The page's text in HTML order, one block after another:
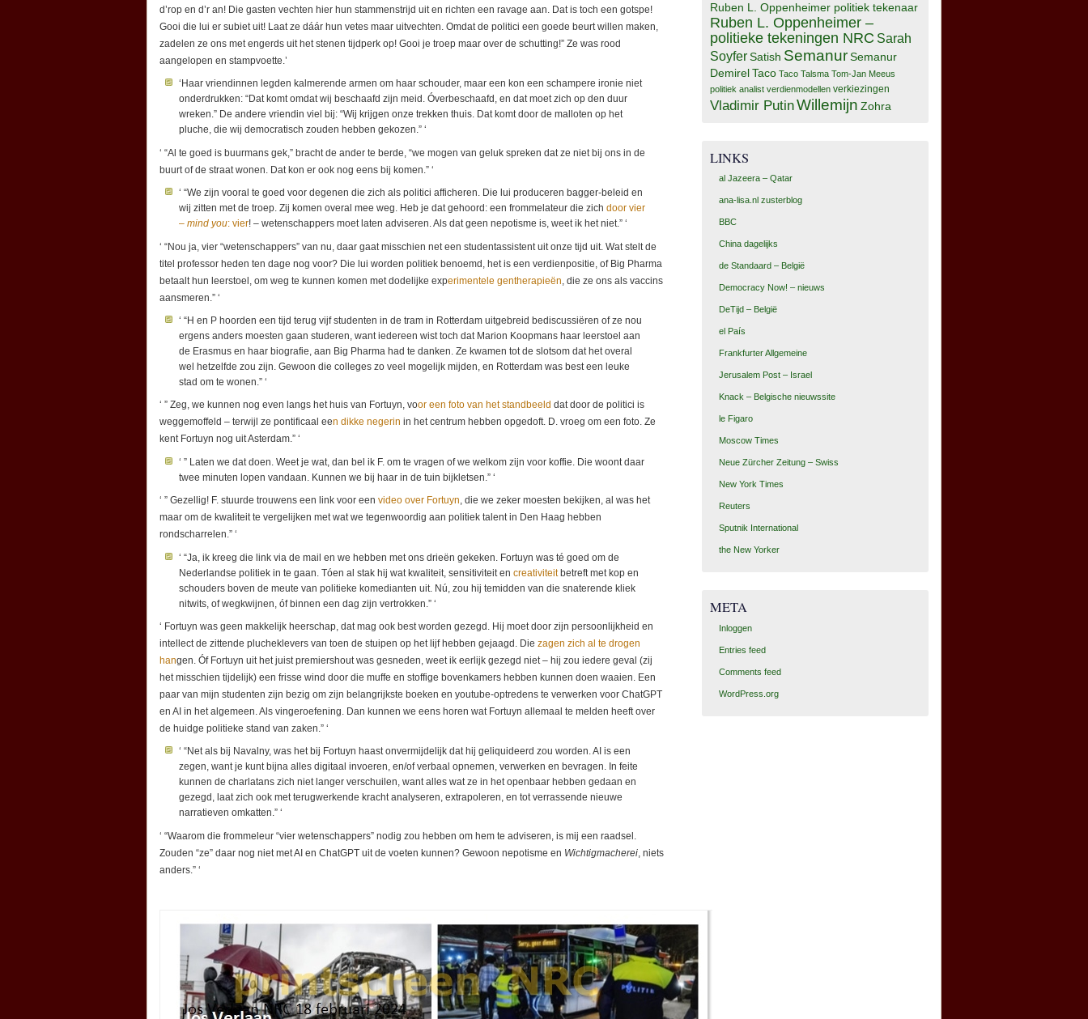
d’rop en d’r an! Die gasten vechten hier hun stammenstrijd uit en richten een ravage aan. Dat is toch een gotspe!
Gooi die lui er subiet uit! Laat ze dáár hun vetes maar uitvechten. Omdat de politici een goede beurt willen maken,
zadelen ze ons met engerds uit het stenen tijdperk op! Gooi je troep maar over de schutting!” Ze was rood
aangelopen en stampvoette.’
‘Haar vriendinnen legden kalmerende armen om haar schouder, maar een kon een schampere ironie niet
onderdrukken: “Dat komt omdat wij beschaafd zijn meid. Óverbeschaafd, en dat moet zich op den duur
wreken.” De andere vriendin viel bij: “Wij krijgen onze trekken thuis. Dat komt door de malloten op het
pluche, die wij democratisch zouden hebben gekozen.” ‘
‘ “Al te goed is buurmans gek,” bracht de ander te berde, “we mogen van geluk spreken dat ze niet bij ons in de
buurt of de straat wonen. Dat kon er ook nog eens bij komen.” ‘
‘ “We zijn vooral te goed voor degenen die zich als politici afficheren. Die lui produceren bagger-beleid en
wij zitten met de troep. Zij komen overal mee weg. Heb je dat gehoord: een frommelateur die zich door vier
– mind you: vier! – wetenschappers moet laten adviseren. Als dat geen nepotisme is, weet ik het niet.” ‘
‘ “Nou ja, vier “wetenschappers” van nu, daar gaat misschien net een studentassistent uit onze tijd uit. Wat stelt de
titel professor heden ten dage nog voor? Die lui worden politiek benoemd, het is een verdienpositie, of Big Pharma
betaalt hun leerstoel, om weg te kunnen komen met dodelijke experimentele gentherapieën , die ze ons als vaccins
aansmeren.” ‘
‘ “H en P hoorden een tijd terug vijf studenten in de tram in Rotterdam uitgebreid bediscussiëren of ze nou
ergens anders moesten gaan studeren, want iedereen wist toch dat Marion Koopmans haar leerstoel aan
de Erasmus en haar biografie, aan Big Pharma had te danken. Ze kwamen tot de slotsom dat het overal
wel hetzelfde zou zijn. Gewoon die colleges zo veel mogelijk mijden, en Rotterdam was best een leuke
stad om te wonen.” ‘
‘ ” Zeg, we kunnen nog even langs het huis van Fortuyn, voor een foto van het standbeeld dat door de politici is
weggemoffeld – terwijl ze pontificaal een dikke negerin in het centrum hebben opgedoft. D. vroeg om een foto. Ze
kent Fortuyn nog uit Asterdam.” ‘
‘ ” Laten we dat doen. Weet je wat, dan bel ik F. om te vragen of we welkom zijn voor koffie. Die woont daar
twee minuten lopen vandaan. Kunnen we bij haar in de tuin bijkletsen.” ‘
‘ ” Gezellig! F. stuurde trouwens een link voor een video over Fortuyn, die we zeker moesten bekijken, al was het
maar om de kwaliteit te vergelijken met wat we tegenwoordig aan politiek talent in Den Haag hebben
rondscharrelen.” ‘
‘ “Ja, ik kreeg die link via de mail en we hebben met ons drieën gekeken. Fortuyn was té goed om de
Nederlandse politiek in te gaan. Tóen al stak hij wat kwaliteit, sensitiviteit en creativiteitbetreft met kop en
schouders boven de meute van politieke komedianten uit. Nú, zou hij temidden van die snaterende kliek
nitwits, of wegkwijnen, óf binnen een dag zijn vertrokken.” ‘
‘ Fortuyn was geen makkelijk heerschap, dat mag ook best worden gezegd. Hij moet door zijn persoonlijkheid en
intellect de zittende plucheklevers van toen de stuipen op het lijf hebben gejaagd. Die zagen zich al te drogen
hangen. Óf Fortuyn uit het juist premiershout was gesneden, weet ik eerlijk gezegd niet – hij zou iedere geval (zij
het misschien tijdelijk) een frisse wind door die muffe en stoffige bovenkamers hebben kunnen doen waaien. Een
paar van mijn studenten zijn bezig om zijn belangrijkste boeken en youtube-optredens te verwerken voor ChatGPT
en AI in het algemeen. Als vingeroefening. Dan kunnen we eens horen wat Fortuyn allemaal te melden heeft over
de huidge politieke stand van zaken.” ‘
‘ “Net als bij Navalny, was het bij Fortuyn haast onvermijdelijk dat hij geliquideerd zou worden. AI is een
zegen, want je kunt bijna alles digitaal invoeren, en/of verbaal opnemen, verwerken en bevragen. In feite
kunnen de charlatans zich niet langer verschuilen, want alles wat ze in het openbaar hebben gedaan en
gezegd, laat zich ook met terugwerkende kracht analyseren, extrapoleren, en tot verrassende nieuwe
narratieven omkatten.” ‘
‘ “Waarom die frommeleur “vier wetenschappers” nodig zou hebben om hem te adviseren, is mij een raadsel.
Zouden “ze” daar nog niet met AI en ChatGPT uit de voeten kunnen? Gewoon nepotisme en Wichtigmacherei , niets
anders.” ‘
Ruben L. Oppenheimer politiek tekenaar
Ruben L. Oppenheimer –
politieke tekeningen NRC Sarah
Soyfer Satish SemanurSemanur
DemirelTaco Taco Talsma Tom-Jan Meeus
politiek analist verdienmodellen verkiezingen
Vladimir PutinWillemijn Zohra
LINKS
al Jazeera – Qatar
ana-lisa.nl zusterblog
BBC
China dagelijks
de Standaard – België
Democracy Now! – nieuws
DeTijd – België
el País
Frankfurter Allgemeine
Jerusalem Post – Israel
Knack – Belgische nieuwssite
le Figaro
Moscow Times
Neue Zürcher Zeitung – Swiss
New York Times
Reuters
Sputnik International
the New Yorker
META
Inloggen
Entries feed
Comments feed
WordPress.org